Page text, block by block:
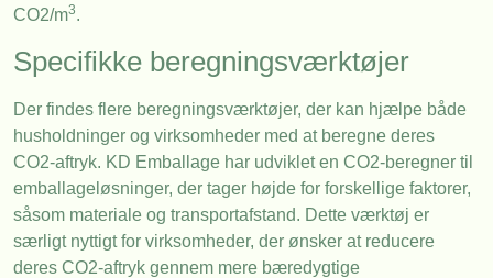
CO2/m3.
Specifikke beregningsværktøjer
Der findes flere beregningsværktøjer, der kan hjælpe både
husholdninger og virksomheder med at beregne deres
CO2-aftryk. KD Emballage har udviklet en CO2-beregner til
emballageløsninger, der tager højde for forskellige faktorer,
såsom materiale og transportafstand. Dette værktøj er
særligt nyttigt for virksomheder, der ønsker at reducere
deres CO2-aftryk gennem mere bæredygtige